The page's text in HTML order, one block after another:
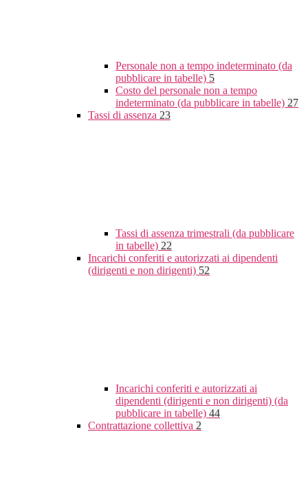
Personale non a tempo indeterminato (da
pubblicare in tabelle) 5
Costo del personale non a tempo
indeterminato (da pubblicare in tabelle) 27
Tassi di assenza 23
Tassi di assenza trimestrali (da pubblicare
in tabelle) 22
Incarichi conferiti e autorizzati ai dipendenti
(dirigenti e non dirigenti) 52
Incarichi conferiti e autorizzati ai
dipendenti (dirigenti e non dirigenti) (da
pubblicare in tabelle) 44
Contrattazione collettiva 2